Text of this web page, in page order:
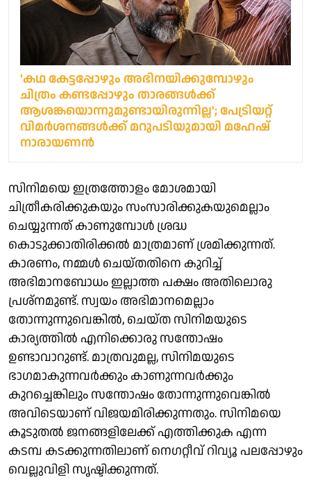
'കഥ കേട്ടപ്പോഴും അഭിനയിക്കുമ്പോഴും
ചിത്രം കണ്ടപ്പോഴും താരങ്ങൾക്ക്
ആശങ്കയൊന്നുമുണ്ടായിരുന്നില്ല'; പേട്രിയറ്റ്
വിമർശനങ്ങൾക്ക് മറുപടിയുമായി മഹേഷ്
നാരായണൻ
സിനിമയെ ഇത്രത്തോളം മോശമായി
ചിത്രീകരിക്കുകയും സംസാരിക്കുകയുമെല്ലാം
ചെയ്യുന്നത് കാണുമ്പോൾ ശ്രദ്ധ
കൊടുക്കാതിരിക്കൽ മാത്രമാണ് ശ്രമിക്കുന്നത്.
കാരണം, നമ്മൾ ചെയ്തതിനെ കുറിച്ച്
അഭിമാനബോധം ഇല്ലാത്ത പക്ഷം അതിലൊരു
പ്രശ്‌നമുണ്ട്. സ്വയം അഭിമാനമെല്ലാം
തോന്നുന്നുവെങ്കിൽ, ചെയ്ത സിനിമയുടെ
കാര്യത്തിൽ എനിക്കൊരു സന്തോഷം
ഉണ്ടാവാറുണ്ട്. മാത്രവുമല്ല, സിനിമയുടെ
ഭാഗമാകുന്നവർക്കും കാണുന്നവർക്കും
കുറച്ചെങ്കിലും സന്തോഷം തോന്നുന്നുവെങ്കിൽ
അവിടെയാണ് വിജയമിരിക്കുന്നതും. സിനിമയെ
കൂടുതൽ ജനങ്ങളിലേക്ക് എത്തിക്കുക എന്ന
കടമ്പ കടക്കുന്നതിലാണ് നെഗറ്റീവ് റിവ്യൂ പലപ്പോഴും
വെല്ലുവിളി സൃഷ്ടിക്കുന്നത്.